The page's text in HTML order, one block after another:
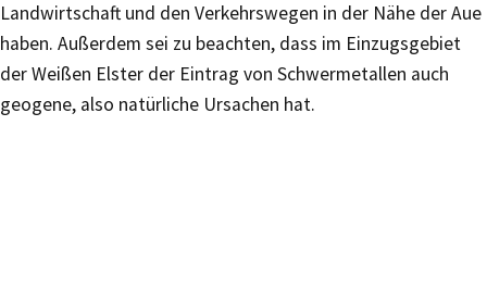
Landwirtschaft und den Verkehrswegen in der Nähe der Aue
haben. Außerdem sei zu beachten, dass im Einzugsgebiet
der Weißen Elster der Eintrag von Schwermetallen auch
geogene, also natürliche Ursachen hat.